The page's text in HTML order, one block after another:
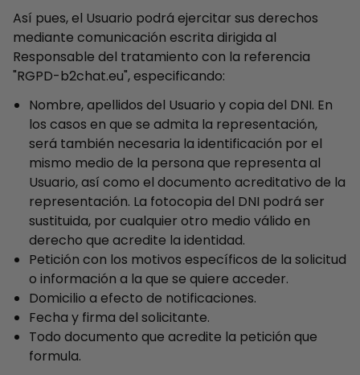
Así pues, el Usuario podrá ejercitar sus derechos
mediante comunicación escrita dirigida al
Responsable del tratamiento con la referencia
"RGPD-b2chat.eu", especificando:
Nombre, apellidos del Usuario y copia del DNI. En
los casos en que se admita la representación,
será también necesaria la identificación por el
mismo medio de la persona que representa al
Usuario, así como el documento acreditativo de la
representación. La fotocopia del DNI podrá ser
sustituida, por cualquier otro medio válido en
derecho que acredite la identidad.
Petición con los motivos específicos de la solicitud
o información a la que se quiere acceder.
Domicilio a efecto de notificaciones.
Fecha y firma del solicitante.
Todo documento que acredite la petición que
formula.